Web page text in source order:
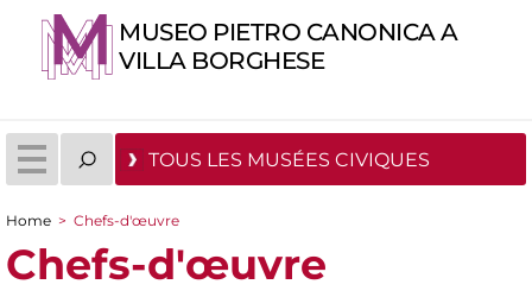
MUSEO PIETRO CANONICA A
VILLA BORGHESE
TOUS LES MUSÉES CIVIQUES
You are here
Home > Chefs-d'œuvre
Chefs-d'œuvre